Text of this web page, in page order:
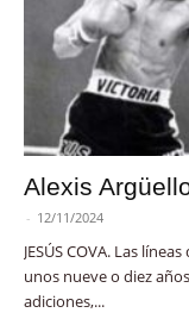
Alexis
- 12/11/2024
JESÚS COVA. Las
unos nueve o diez
adiciones,...